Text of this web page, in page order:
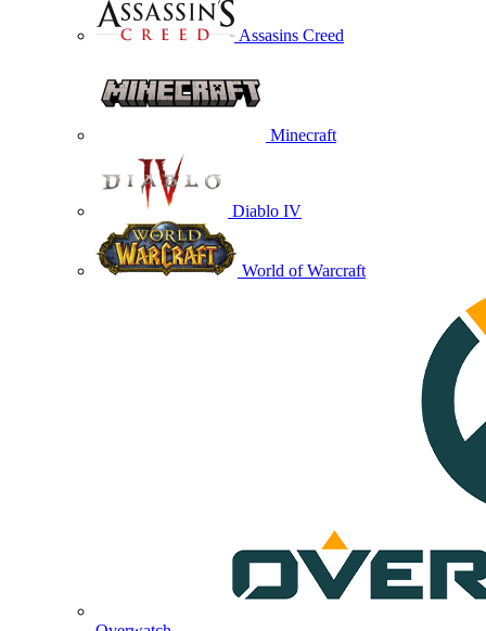
Assasins Creed
Minecraft
Diablo IV
World of Warcraft